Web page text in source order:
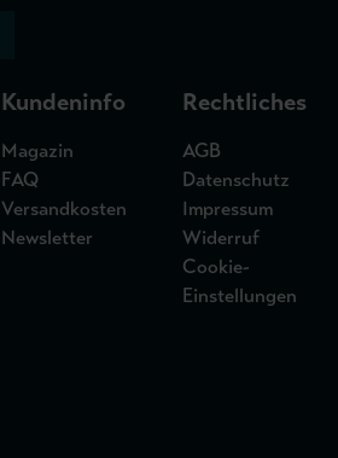
Kundeninfo
Magazin
FAQ
Versandkosten
Newsletter
Rechtliches
AGB
Datenschutz
Impressum
Widerruf
Cookie-
Einstellungen